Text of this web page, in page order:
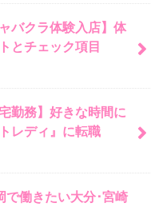
バクラ体験入店】体
とチェック項目
勤務】好きな時間に
レディ』に転職
で働きたい大分･宮崎